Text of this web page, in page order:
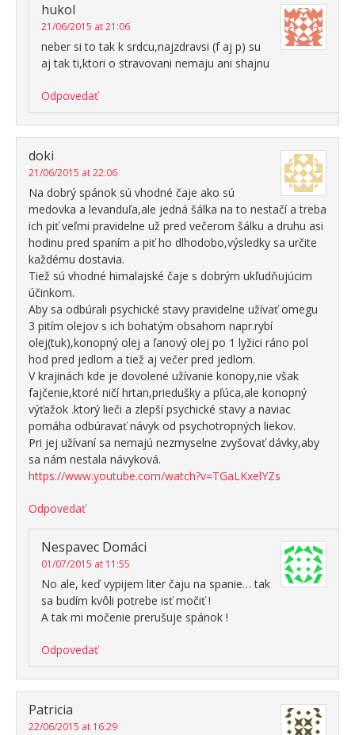
hukol
21/06/2015 at 21:06
neber si to tak k srdcu,najzdravsi (f aj p) su
aj tak ti,ktori o stravovani nemaju ani shajnu
Odpovedať
doki
21/06/2015 at 22:06
Na dobrý spánok sú vhodné čaje ako sú
medovka a levanduľa,ale jedná šálka na to nestačí a treba
ich piť veľmi pravidelne už pred večerom šálku a druhu asi
hodinu pred spaním a piť ho dlhodobo,výsledky sa určite
každému dostavia.
Tiež sú vhodné himalajské čaje s dobrým ukľudňujúcim
účinkom.
Aby sa odbúrali psychické stavy pravidelne užívať omegu
3 pitím olejov s ich bohatým obsahom napr.rybí
olej(tuk),konopný olej a ľanový olej po 1 lyžici ráno pol
hod pred jedlom a tiež aj večer pred jedlom.
V krajinách kde je dovolené užívanie konopy,nie však
fajčenie,ktoré ničí hrtan,priedušky a pľúca,ale konopný
výťažok .ktorý lieči a zlepší psychické stavy a naviac
pomáha odbúravať návyk od psychotropných liekov.
Pri jej užívaní sa nemajú nezmyselne zvyšovať dávky,aby
sa nám nestala návyková.
https://www.youtube.com/watch?v=TGaLKxelYZs
Odpovedať
Nespavec Domáci
01/07/2015 at 11:55
No ale, keď vypijem liter čaju na spanie… tak
sa budím kvôli potrebe isť močiť !
A tak mi močenie prerušuje spánok !
Odpovedať
Patricia
22/06/2015 at 16:29